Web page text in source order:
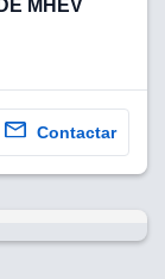
MHEV
Contactar